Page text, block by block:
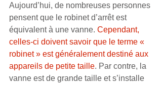
Aujourd’hui, de nombreuses personnes
pensent que le robinet d’arrêt est
équivalent à une vanne. Cependant,
celles-ci doivent savoir que le terme «
robinet » est généralement destiné aux
appareils de petite taille. Par contre, la
vanne est de grande taille et s’installe